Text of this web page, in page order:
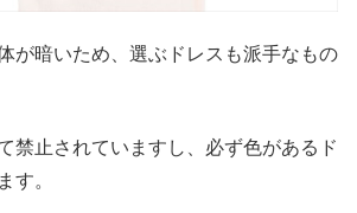
が暗いため、選ぶドレスも派手なもの
禁止されていますし、必ず色があるド
す。